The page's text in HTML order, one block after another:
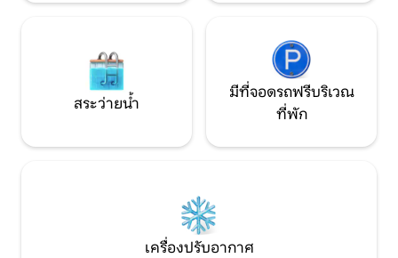
สระว่ายน้ำ
มีที่จอดรถฟรีบริเวณ
ที่พัก
เครื่องปรับอากาศ